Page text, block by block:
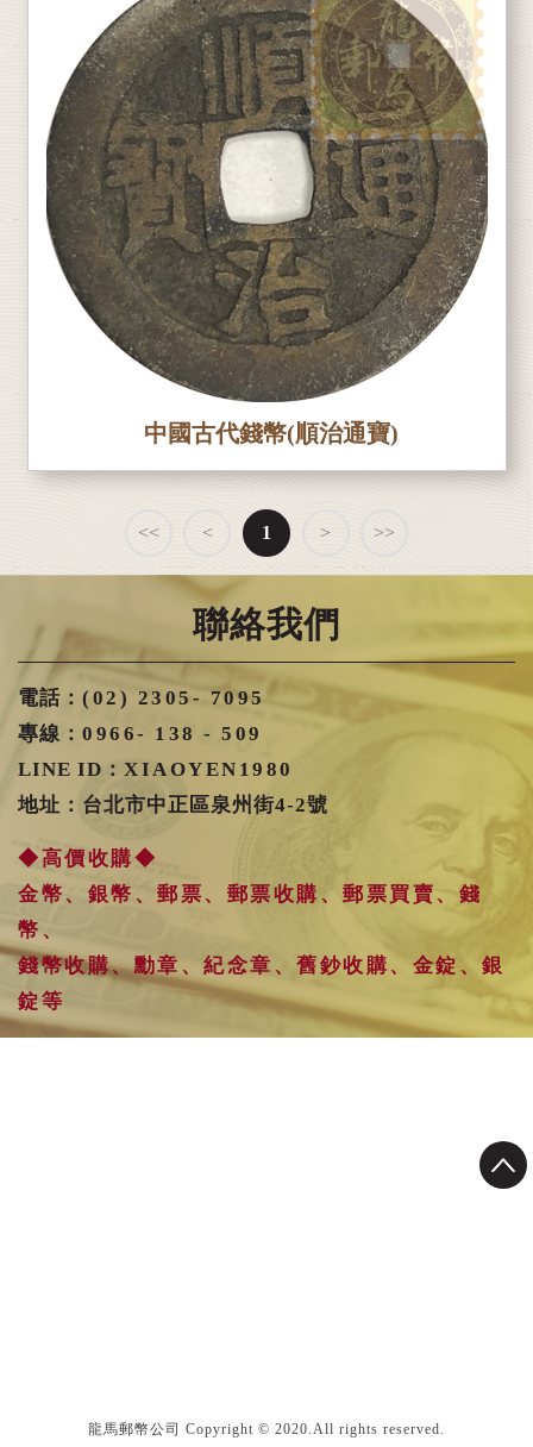
中國古代錢幣(順治通寶)
<< < 1 > >>
聯絡我們
電話： (02) 2305- 7095
專線： 0966- 138 - 509
LINE ID： XIAOYEN1980
地址：台北市中正區泉州街4-2號
◆高價收購◆
金幣、銀幣、郵票、郵票收購、郵票買賣、錢
幣、
錢幣收購、勳章、紀念章、舊鈔收購、金錠、銀
錠等
龍馬郵幣公司 Copyright © 2020.All rights reserved.